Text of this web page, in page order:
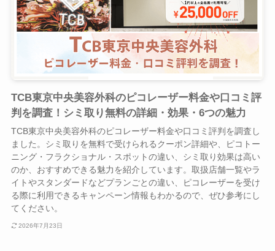
TCB東京中央美容外科のピコレーザー料金や口コミ評
判を調査！シミ取り無料の詳細・効果・6つの魅力
TCB東京中央美容外科のピコレーザー料金や口コミ評判を調査し
ました。シミ取りを無料で受けられるクーポン詳細や、ピコトー
ニング・フラクショナル・スポットの違い、シミ取り効果は高い
のか、おすすめできる魅力を紹介しています。取扱店舗一覧やラ
イトやスタンダードなどプランごとの違い、ピコレーザーを受け
る際に利用できるキャンペーン情報もわかるので、ぜひ参考にし
てください。
2026年7月23日